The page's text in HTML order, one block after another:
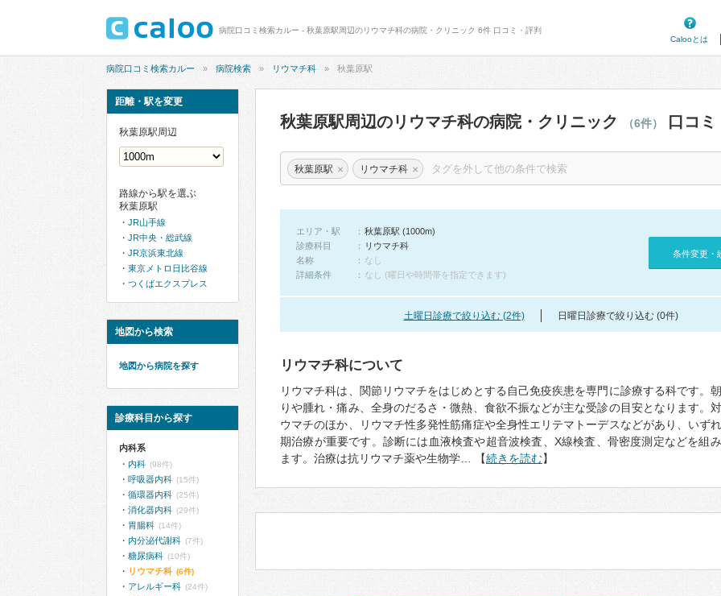
病院口コミ検索カルー - 秋葉原駅周辺のリウマチ科の病院・クリニック 6件 口コミ・評判
Calooとは
病院口コミ検索カルー 病院検索 リウマチ科 秋葉原駅
秋葉原駅周辺のリウマチ科の病院・クリニック （6件） 口コ
秋葉原駅 × リウマチ科 ×
エリア・駅
秋葉原駅 (1000m)
診療科目
リウマチ科
名称
なし
詳細条件
なし (曜日や時間帯を指定できます)
条件変更・
土曜日診療で絞り込む (2件) 日曜日診療で絞り込む (0件)
リウマチ科について
リウマチ科は、関節リウマチをはじめとする自己免疫疾患を専門に診療する科です。
りや腫れ・痛み、全身のだるさ・微熱、食欲不振などが主な受診の目安となります。
ウマチのほか、リウマチ性多発性筋痛症や全身性エリテマトーデスなどがあり、いず
期治療が重要です。診断には血液検査や超音波検査、X線検査、骨密度測定などを組
ます。治療は抗リウマチ薬や生物学… 【続きを読む】
距離・駅を変更
秋葉原駅周辺
路線から駅を選ぶ
秋葉原駅
JR山手線
JR中央・総武線
JR京浜東北線
東京メトロ日比谷線
つくばエクスプレス
地図から検索
地図から病院を探す
診療科目から探す
内科系
内科 (98件)
呼吸器内科 (15件)
循環器内科 (25件)
消化器内科 (29件)
胃腸科 (14件)
内分泌代謝科 (7件)
糖尿病科 (10件)
リウマチ科 (6件)
アレルギー科 (24件)